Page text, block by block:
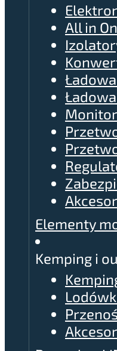
All in
Elementy
Kemping i